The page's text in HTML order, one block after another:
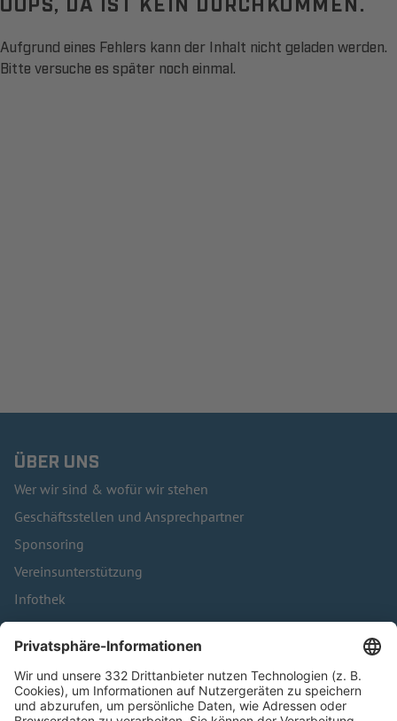
Aufgrund eines Fehlers kann der Inhalt nicht geladen werden.
Bitte versuche es später noch einmal.
ÜBER UNS
Wer wir sind & wofür wir stehen
Geschäftsstellen und Ansprechpartner
Sponsoring
Vereinsunterstützung
Infothek
Kontakt
HÄUFIG BESUCHTE SEITEN
Pässe und Vereinswechsel